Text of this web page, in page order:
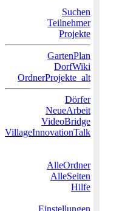
Suchen
Teilnehmer
Projekte
GartenPlan
DorfWiki
OrdnerProjekte_alt
Dörfer
NeueArbeit
VideoBridge
VillageInnovationTalk
AlleOrdner
AlleSeiten
Hilfe
Einstellungen